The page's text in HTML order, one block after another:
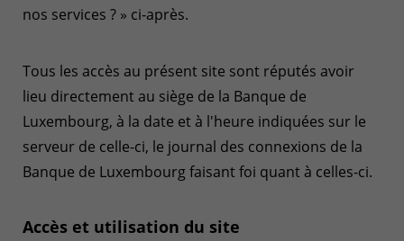
nos services ? » ci-après.
Tous les accès au présent site sont réputés avoir
lieu directement au siège de la Banque de
Luxembourg, à la date et à l'heure indiquées sur le
serveur de celle-ci, le journal des connexions de la
Banque de Luxembourg faisant foi quant à celles-ci.
Accès et utilisation du site